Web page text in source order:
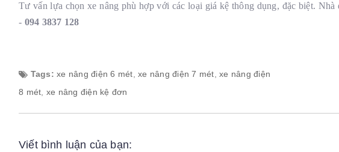
Tư vấn lựa chọn xe nâng phù hợp với các loại giá kệ thông dụng, đặc biệt.
- 094 3837 128
Tags: xe nâng điện 6 mét, xe nâng điện 7 mét, xe nâng điện
8 mét, xe nâng điện kệ đơn
Viết bình luận của bạn: